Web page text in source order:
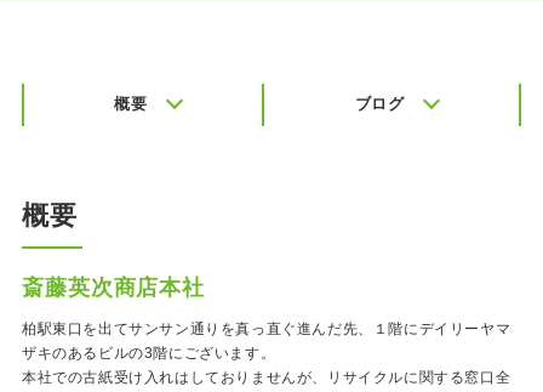
概要 ブログ
概要
斎藤英次商店本社
柏駅東口を出てサンサン通りを真っ直ぐ進んだ先、１階にデイリーヤマ
ザキのあるビルの3階にございます。
本社での古紙受け入れはしておりませんが、リサイクルに関する窓口全